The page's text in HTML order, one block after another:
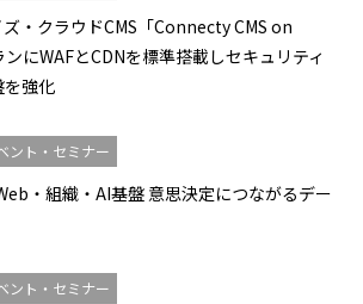
・クラウドCMS「Connecty CMS on
にWAFとCDNを標準搭載しセキュリティ
を強化
ント・セミナー
・組織・AI基盤 意思決定につながるデー
ント・セミナー